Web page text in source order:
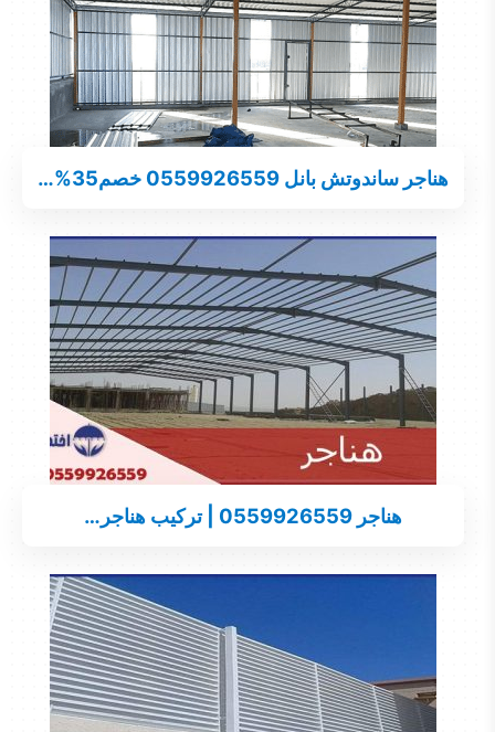
هناجر ساندوتش بانل 0559926559 خصم35%…
هناجر 0559926559 | تركيب هناجر…